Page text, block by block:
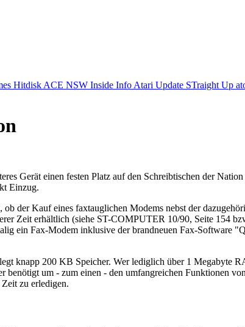
Hitdisk ACE NSW Inside Info Atari Update STraight Up
Gerät einen festen Platz auf den Schreibtischen der
Einzug.
der Kauf eines faxtauglichen Modems nebst der
Zeit erhältlich (siehe ST-COMPUTER 10/90, Seite 154
ein Fax-Modem inklusive der brandneuen Fax-Software
knapp 200 KB Speicher. Wer lediglich über 1 Megabyte
benötigt um - zum einen - den umfangreichen Funktionen
zu erledigen.